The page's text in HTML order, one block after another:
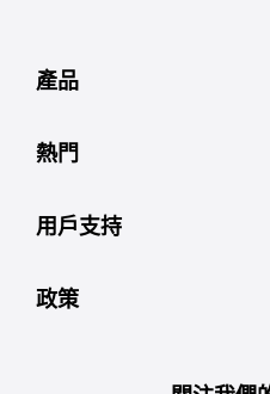
產品
熱門
用戶支持
政策